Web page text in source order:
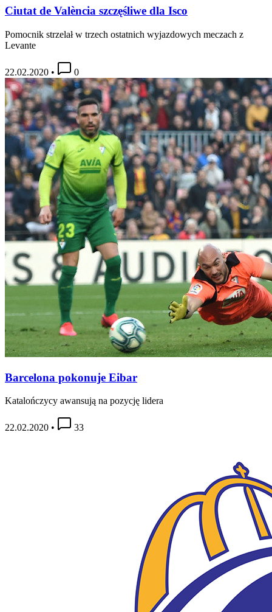
Ciutat de València szczęśliwe dla Isco
Pomocnik strzelał w trzech ostatnich wyjazdowych meczach z
Levante
22.02.2020 • 0
Barcelona pokonuje Eibar
Katalończycy awansują na pozycję lidera
22.02.2020 • 33